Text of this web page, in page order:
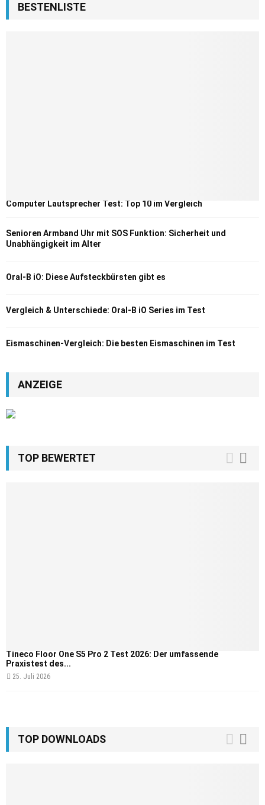
BESTENLISTE
Computer Lautsprecher Test: Top 10 im Vergleich
Senioren Armband Uhr mit SOS Funktion: Sicherheit und
Unabhängigkeit im Alter
Oral-B iO: Diese Aufsteckbürsten gibt es
Vergleich & Unterschiede: Oral-B iO Series im Test
Eismaschinen-Vergleich: Die besten Eismaschinen im Test
ANZEIGE
TOP BEWERTET
Tineco Floor One S5 Pro 2 Test 2026: Der umfassende
Praxistest des...
25. Juli 2026
TOP DOWNLOADS